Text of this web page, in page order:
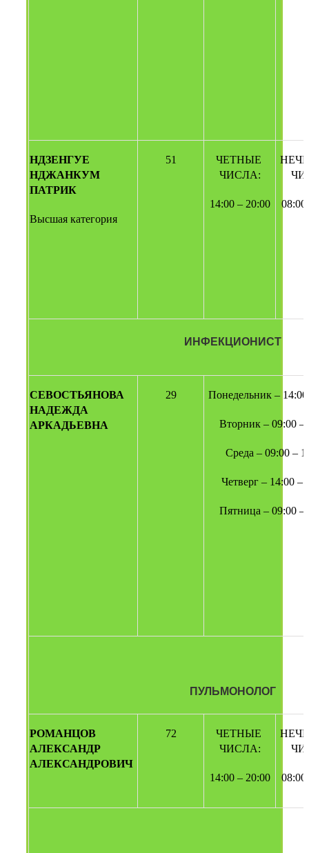
НДЗЕНГУЕ
НДЖАНКУМ
ПАТРИК
Высшая категория
51
ЧЕТНЫЕ
ЧИСЛА:
14:00 – 20:00 08:00
ИНФЕКЦИОНИСТ
СЕВОСТЬЯНОВА
НАДЕЖДА
АРКАДЬЕВНА
29 Понедельник –
Вторник – 09:00 –
Среда – 09:00 –
Четверг – 14:00 –
Пятница – 09:00 –
ПУЛЬМОНОЛОГ
РОМАНЦОВ
АЛЕКСАНДР
АЛЕКСАНДРОВИЧ
72
ЧЕТНЫЕ
ЧИСЛА:
14:00 – 20:00 08:00